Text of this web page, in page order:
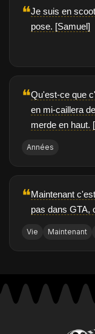
❝Je suis en
pose. [Samuel]
❝Qu'est-ce que
en mi-caillera
merde en haut.
Années
❝Maintenant
pas dans GTA,
Vie Maintenant